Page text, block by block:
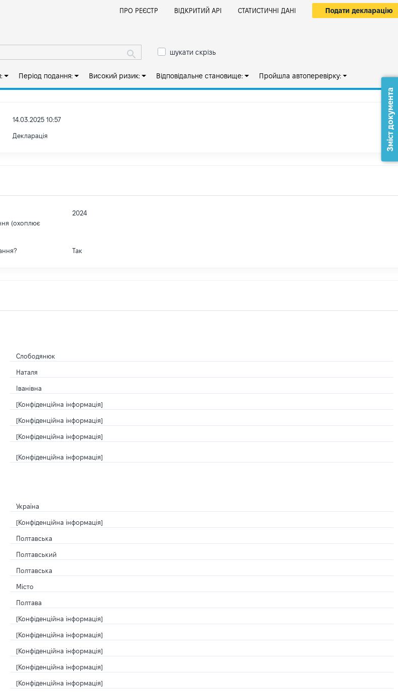
ПРО РЕЄСТР ВІДКРИТИЙ АРІ СТАТИСТИЧНІ ДАНІ Подати декларацію
шукати скрізь
Період подання: Високий ризик: Відповідальне становище: Пройшла автоперевірку:
14.03.2025 10:57
Декларація
(охоплює
2024
Так
Слободянюк
Наталя
Іванівна
[Конфіденційна інформація]
[Конфіденційна інформація]
[Конфіденційна інформація]
[Конфіденційна інформація]
Україна
[Конфіденційна інформація]
Полтавська
Полтавський
Полтавська
Місто
Полтава
[Конфіденційна інформація]
[Конфіденційна інформація]
[Конфіденційна інформація]
[Конфіденційна інформація]
[Конфіденційна інформація]
Зміст документа